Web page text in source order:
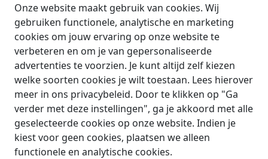
Onze website maakt gebruik van cookies. Wij
gebruiken functionele, analytische en marketing
cookies om jouw ervaring op onze website te
verbeteren en om je van gepersonaliseerde
advertenties te voorzien. Je kunt altijd zelf kiezen
welke soorten cookies je wilt toestaan. Lees hierover
meer in ons privacybeleid. Door te klikken op "Ga
verder met deze instellingen", ga je akkoord met alle
geselecteerde cookies op onze website. Indien je
kiest voor geen cookies, plaatsen we alleen
functionele en analytische cookies.